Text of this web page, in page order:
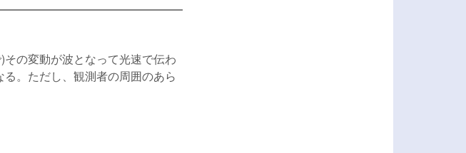
の変動が波となって光速で伝わ
。ただし、観測者の周囲のあら